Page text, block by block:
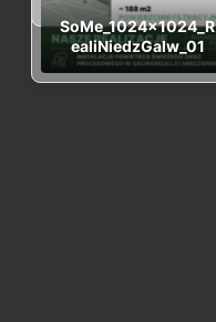
SoMe_1024x1024_R
ealiNiedzGalw_01